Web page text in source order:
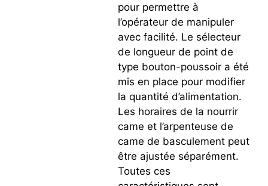
pour permettre à
l’opérateur de manipuler
avec facilité. Le sélecteur
de longueur de point de
type bouton-poussoir a été
mis en place pour modifier
la quantité d’alimentation.
Les horaires de la nourrir
came et l’arpenteuse de
came de basculement peut
être ajustée séparément.
Toutes ces